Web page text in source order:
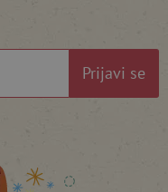
Prijavi se
www.agatinsvijet.hr